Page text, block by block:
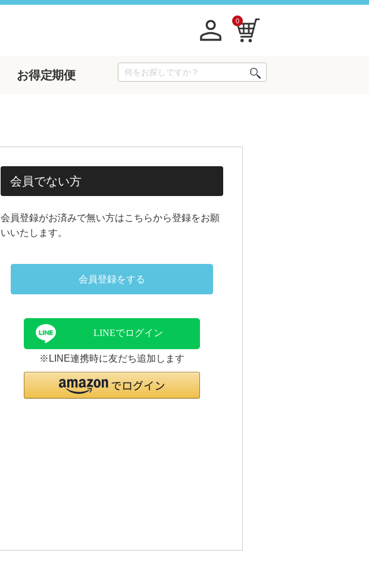
0
お得定期便
会員でない方
会員登録がお済みで無い方はこちらから登録をお願
いいたします。
会員登録をする
LINEでログイン
※LINE連携時に友だち追加します